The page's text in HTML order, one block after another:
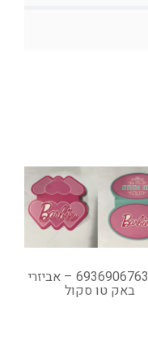
6936906763685 – אביזרי
באק טו סקול